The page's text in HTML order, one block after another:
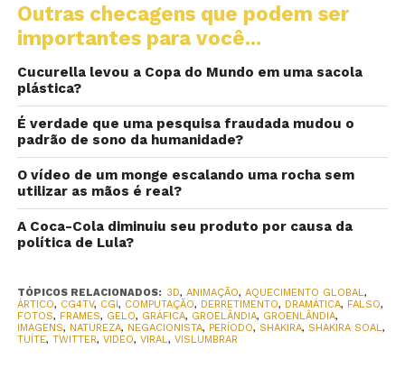
Outras checagens que podem ser
importantes para você...
Cucurella levou a Copa do Mundo em uma sacola
plástica?
É verdade que uma pesquisa fraudada mudou o
padrão de sono da humanidade?
O vídeo de um monge escalando uma rocha sem
utilizar as mãos é real?
A Coca-Cola diminuiu seu produto por causa da
política de Lula?
TÓPICOS RELACIONADOS: 3D, ANIMAÇÃO, AQUECIMENTO GLOBAL,
ÁRTICO, CG4TV, CGI , COMPUTAÇÃO, DERRETIMENTO, DRAMÁTICA, FALSO,
FOTOS, FRAMES, GELO, GRÁFICA, GROELÂNDIA, GROENLÂNDIA,
IMAGENS, NATUREZA, NEGACIONISTA, PERÍODO, SHAKIRA, SHAKIRA SOAL,
TUÍTE, TWITTER, VIDEO, VIRAL, VISLUMBRAR